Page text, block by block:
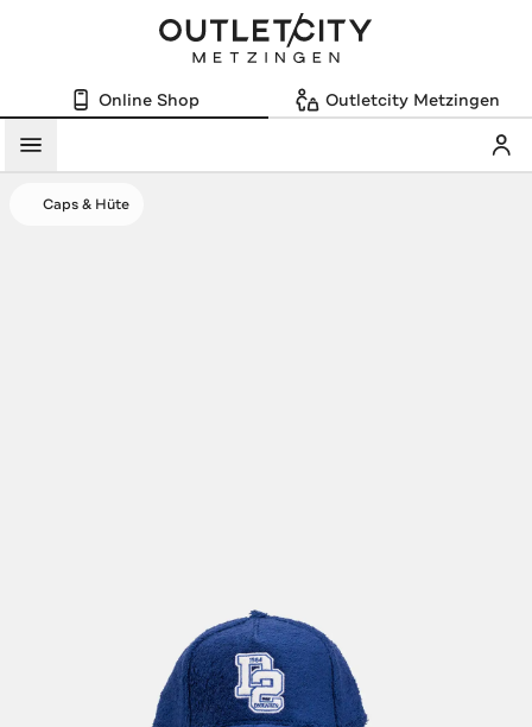
Online Shop Outletcity Metzingen
Menü
Caps & Hüte